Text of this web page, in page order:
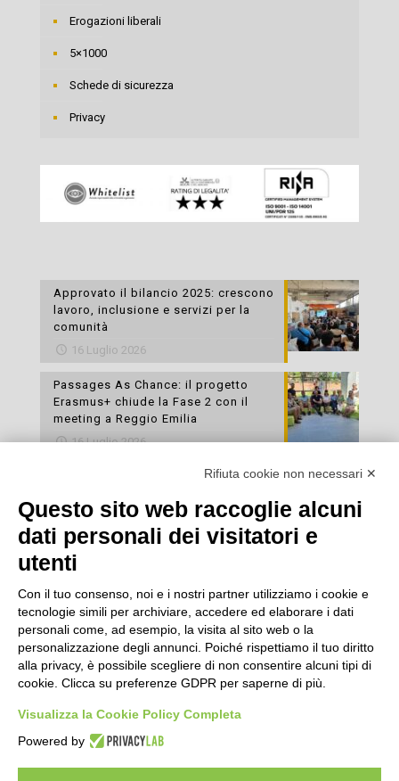
Erogazioni liberali
5×1000
Schede di sicurezza
Privacy
Approvato il bilancio 2025: crescono
lavoro, inclusione e servizi per la
comunità
16 Luglio 2026
Passages As Chance: il progetto
Erasmus+ chiude la Fase 2 con il
meeting a Reggio Emilia
16 Luglio 2026
Esami di laboratorio preventivi
cura della propria salute
16 Luglio 2026
Rifiuta cookie non necessari ✕
Questo sito web raccoglie alcuni
dati personali dei visitatori e
utenti
Con il tuo consenso, noi e i nostri partner utilizziamo i cookie e
tecnologie simili per archiviare, accedere ed elaborare i dati
personali come, ad esempio, la visita al sito web o la
personalizzazione degli annunci. Poiché rispettiamo il tuo diritto
alla privacy, è possibile scegliere di non consentire alcuni tipi di
cookie. Clicca su preferenze GDPR per saperne di più.
Visualizza la Cookie Policy Completa
Powered by